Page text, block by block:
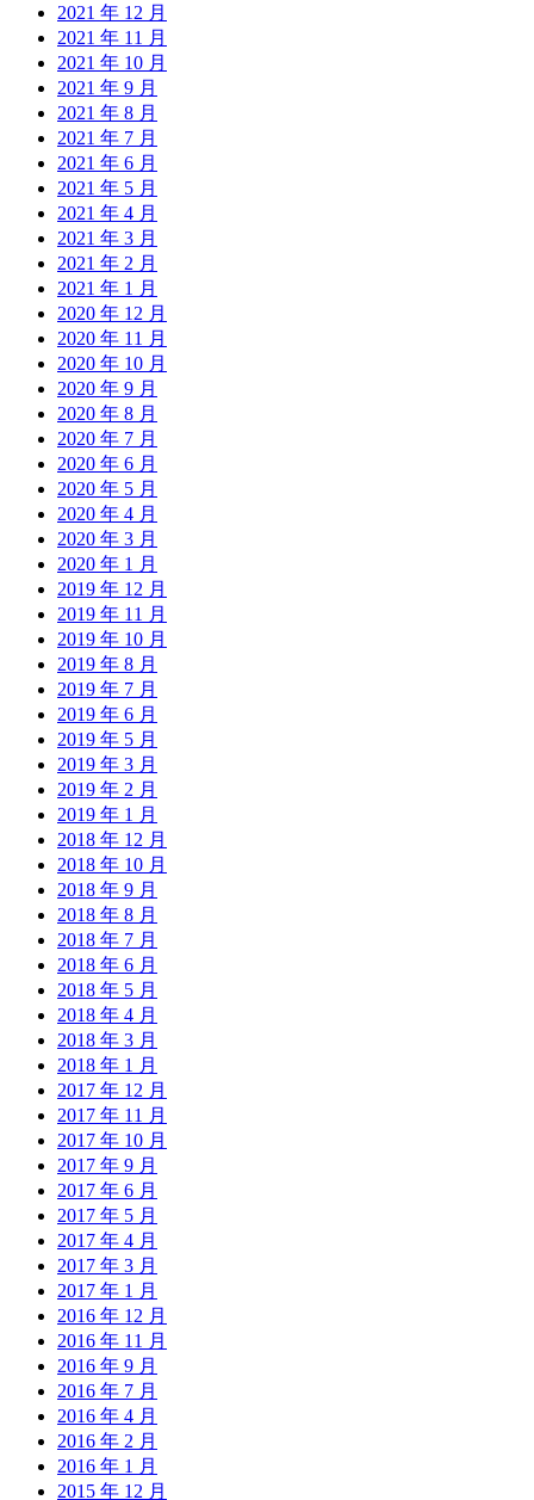
2021 年 12 月
2021 年 11 月
2021 年 10 月
2021 年 9 月
2021 年 8 月
2021 年 7 月
2021 年 6 月
2021 年 5 月
2021 年 4 月
2021 年 3 月
2021 年 2 月
2021 年 1 月
2020 年 12 月
2020 年 11 月
2020 年 10 月
2020 年 9 月
2020 年 8 月
2020 年 7 月
2020 年 6 月
2020 年 5 月
2020 年 4 月
2020 年 3 月
2020 年 1 月
2019 年 12 月
2019 年 11 月
2019 年 10 月
2019 年 8 月
2019 年 7 月
2019 年 6 月
2019 年 5 月
2019 年 3 月
2019 年 2 月
2019 年 1 月
2018 年 12 月
2018 年 10 月
2018 年 9 月
2018 年 8 月
2018 年 7 月
2018 年 6 月
2018 年 5 月
2018 年 4 月
2018 年 3 月
2018 年 1 月
2017 年 12 月
2017 年 11 月
2017 年 10 月
2017 年 9 月
2017 年 6 月
2017 年 5 月
2017 年 4 月
2017 年 3 月
2017 年 1 月
2016 年 12 月
2016 年 11 月
2016 年 9 月
2016 年 7 月
2016 年 4 月
2016 年 2 月
2016 年 1 月
2015 年 12 月